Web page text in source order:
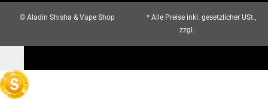
© Aladin Shisha & Vape Shop
* Alle Preise inkl. gesetzlicher USt.,
zzgl.